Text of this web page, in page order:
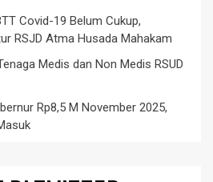
Covid-19 Belum Cukup,
RSJD Atma Husada Mahakam
Medis dan Non Medis RSUD
Rp8,5 M November 2025,